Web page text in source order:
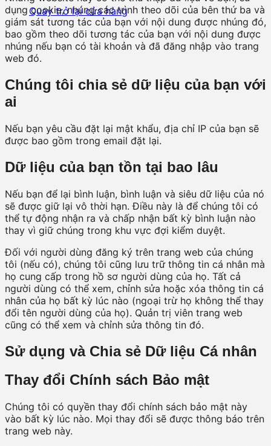
Quay trở lại cửa hàng
dụng cookie, nhúng các trình theo dõi của bên thứ ba và
giám sát tương tác của bạn với nội dung được nhúng đó,
bao gồm theo dõi tương tác của bạn với nội dung được
nhúng nếu bạn có tài khoản và đã đăng nhập vào trang
web đó.
Chúng tôi chia sẻ dữ liệu của bạn với
ai
Nếu bạn yêu cầu đặt lại mật khẩu, địa chỉ IP của bạn sẽ
được bao gồm trong email đặt lại.
Dữ liệu của bạn tồn tại bao lâu
Nếu bạn để lại bình luận, bình luận và siêu dữ liệu của nó
sẽ được giữ lại vô thời hạn. Điều này là để chúng tôi có
thể tự động nhận ra và chấp nhận bất kỳ bình luận nào
thay vì giữ chúng trong khu vực đợi kiểm duyệt.
Đối với người dùng đăng ký trên trang web của chúng
tôi (nếu có), chúng tôi cũng lưu trữ thông tin cá nhân mà
họ cung cấp trong hồ sơ người dùng của họ. Tất cả
người dùng có thể xem, chỉnh sửa hoặc xóa thông tin cá
nhân của họ bất kỳ lúc nào (ngoại trừ họ không thể thay
đổi tên người dùng của họ). Quản trị viên trang web
cũng có thể xem và chỉnh sửa thông tin đó.
Sử dụng và Chia sẻ Dữ liệu Cá nhân
Thay đổi Chính sách Bảo mật
Chúng tôi có quyền thay đổi chính sách bảo mật này
vào bất kỳ lúc nào. Mọi thay đổi sẽ được thông báo trên
trang web này.